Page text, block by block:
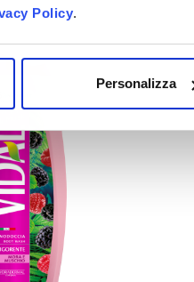
Policy.
Personalizza